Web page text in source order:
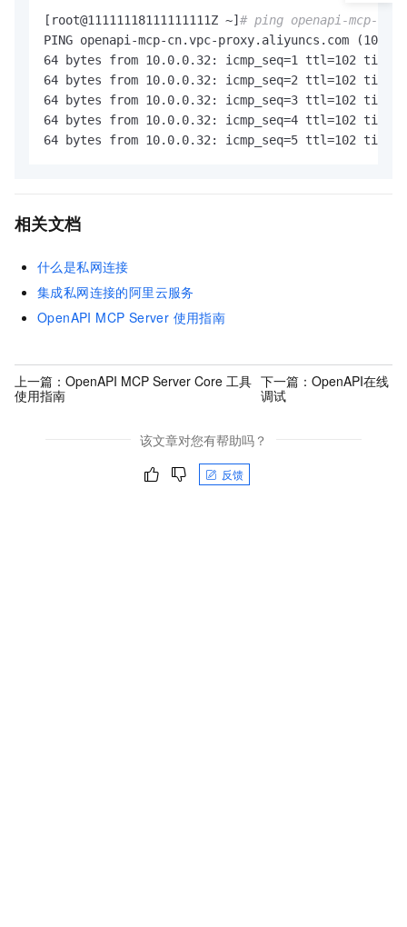
[root@11111118111111111Z ~] # ping openapi-mcp-
PING openapi-mcp-cn.vpc-proxy.aliyuncs.com
64 bytes from 10.0.0.32: icmp_seq=1 ttl=102
64 bytes from 10.0.0.32: icmp_seq=2 ttl=102
64 bytes from 10.0.0.32: icmp_seq=3 ttl=102
64 bytes from 10.0.0.32: icmp_seq=4 ttl=102
64 bytes from 10.0.0.32: icmp_seq=5 ttl=102
相关文档
什么是私网连接
集成私网连接的阿里云服务
OpenAPI MCP Server 使用指南
上一篇： OpenAPI MCP Server Core 工具
使用指南
下一篇：OpenAPI在线
调试
该文章对您有帮助吗？
反馈